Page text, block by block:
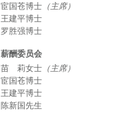
宦国苍博士（主席）
王建平博士
罗胜强博士
薪酬委员会
苗 莉女士（主席）
宦国苍博士
王建平博士
陈新国先生